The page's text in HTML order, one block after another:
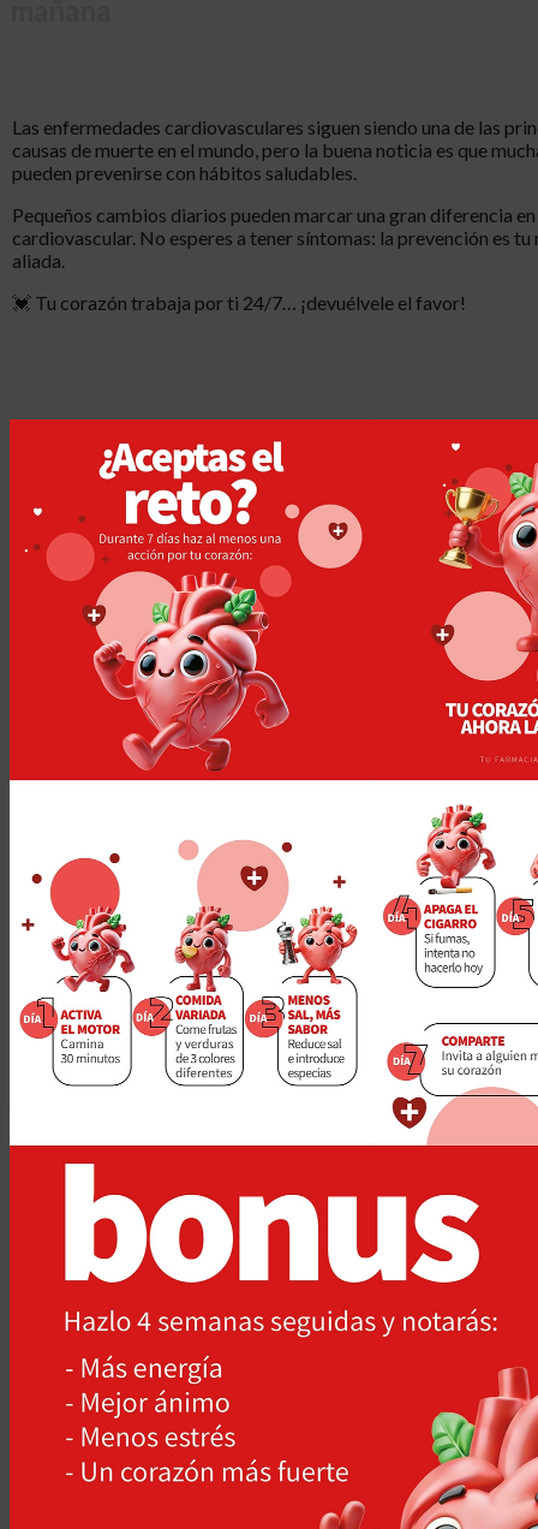
Las enfermedades cardiovasculares siguen siendo una de las
causas de muerte en el mundo, pero la buena noticia es que
pueden prevenirse con hábitos saludables.
Pequeños cambios diarios pueden marcar una gran diferencia
cardiovascular. No esperes a tener síntomas: la prevención es tu
aliada.
💓 Tu corazón trabaja por ti 24/7… ¡devuélvele el favor!